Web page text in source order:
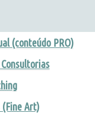
(conteúdo PRO)
Art)